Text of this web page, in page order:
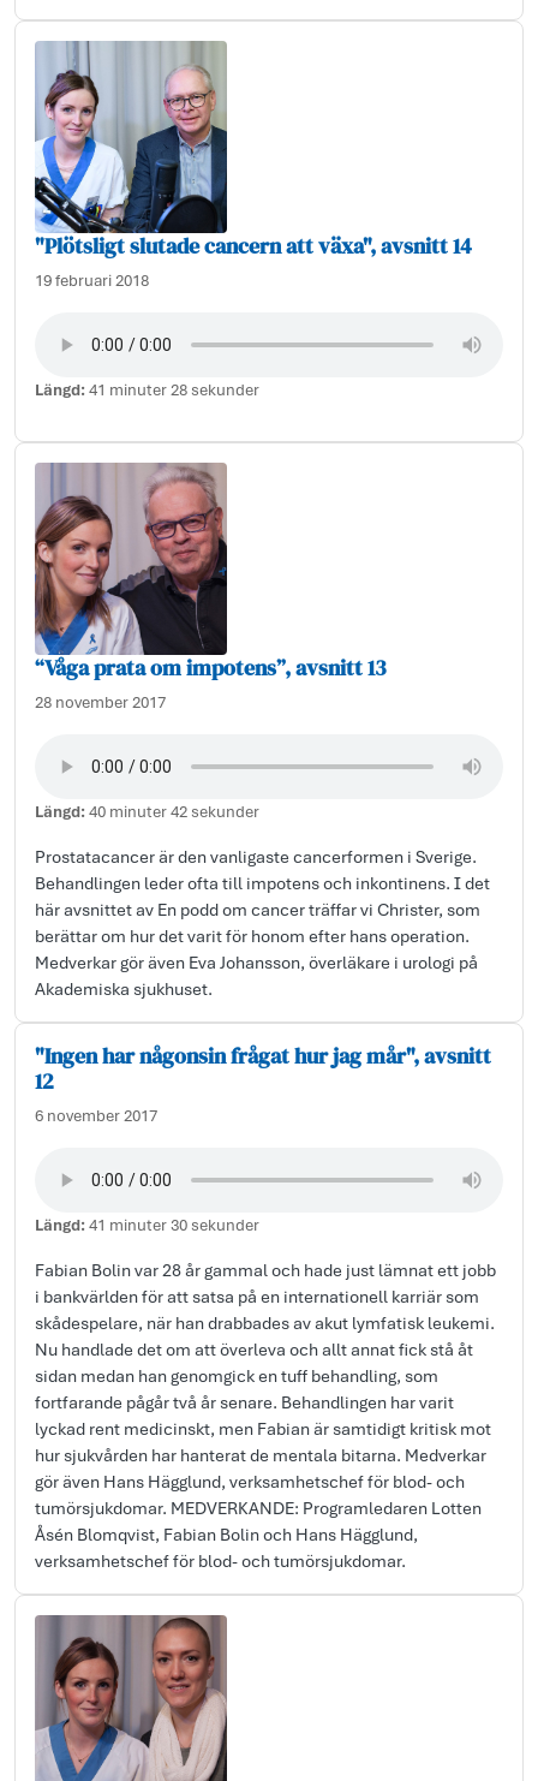
"Plötsligt slutade cancern att växa", avsnitt 14
19 februari 2018
Längd:41 minuter 28 sekunder
“Våga prata om impotens”, avsnitt 13
28 november 2017
Längd:40 minuter 42 sekunder
Prostatacancer är den vanligaste cancerformen i Sverige.
Behandlingen leder ofta till impotens och inkontinens. I det
här avsnittet av En podd om cancer träffar vi Christer, som
berättar om hur det varit för honom efter hans operation.
Medverkar gör även Eva Johansson, överläkare i urologi på
Akademiska sjukhuset.
"Ingen har någonsin frågat hur jag mår", avsnitt
12
6 november 2017
Längd:41 minuter 30 sekunder
Fabian Bolin var 28 år gammal och hade just lämnat ett jobb
i bankvärlden för att satsa på en internationell karriär som
skådespelare, när han drabbades av akut lymfatisk leukemi.
Nu handlade det om att överleva och allt annat fick stå åt
sidan medan han genomgick en tuff behandling, som
fortfarande pågår två år senare. Behandlingen har varit
lyckad rent medicinskt, men Fabian är samtidigt kritisk mot
hur sjukvården har hanterat de mentala bitarna. Medverkar
gör även Hans Hägglund, verksamhetschef för blod- och
tumörsjukdomar. MEDVERKANDE: Programledaren Lotten
Åsén Blomqvist, Fabian Bolin och Hans Hägglund,
verksamhetschef för blod- och tumörsjukdomar.